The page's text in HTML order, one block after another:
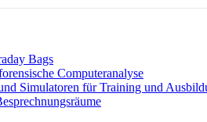
Bags
Computeranalyse
Simulatoren für Training und